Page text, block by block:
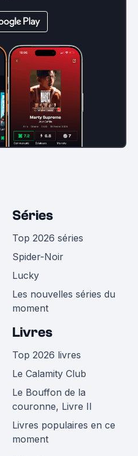
Séries
Top 2026 séries
Spider-Noir
Lucky
Les nouvelles séries du
moment
Livres
Top 2026 livres
Le Calamity Club
Le Bouffon de la
couronne, Livre II
Livres populaires en ce
moment